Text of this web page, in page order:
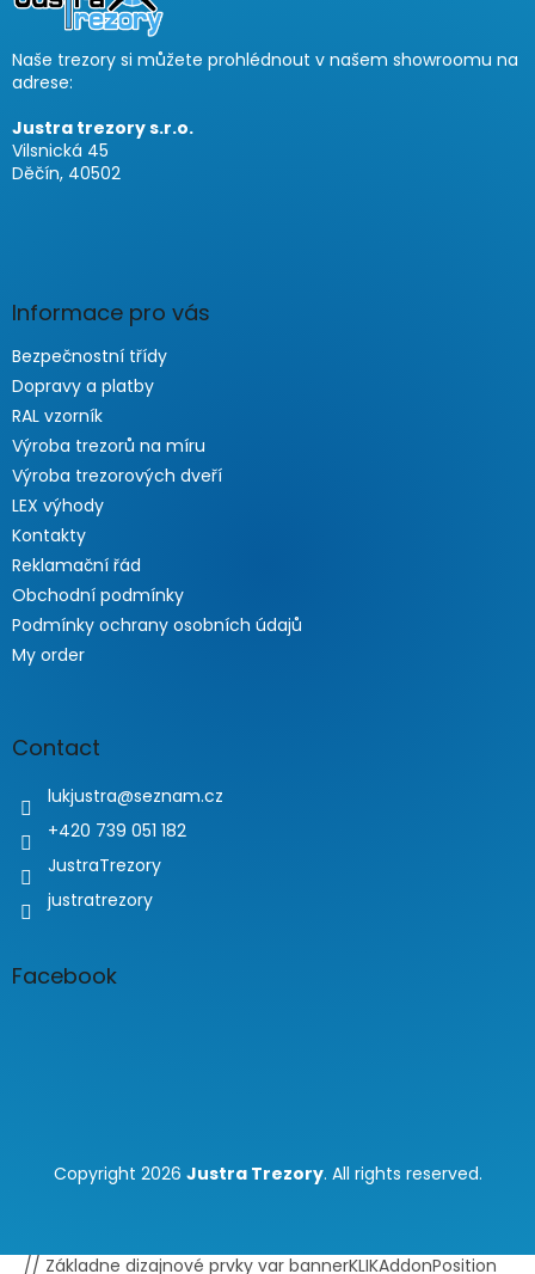
e
Naše trezory si můžete prohlédnout v našem showroomu na
adrese:
Justra trezory s.r.o.
Vilsnická 45
Děčín, 40502
Informace pro vás
Bezpečnostní třídy
Dopravy a platby
RAL vzorník
Výroba trezorů na míru
Výroba trezorových dveří
LEX výhody
Kontakty
Reklamační řád
Obchodní podmínky
Podmínky ochrany osobních údajů
My order
Contact
lukjustra@seznam.cz
+420 739 051 182
JustraTrezory
justratrezory
Facebook
Copyright 2026 Justra Trezory. All rights reserved.
// Základne dizajnové prvky var bannerKLIKAddonPosition